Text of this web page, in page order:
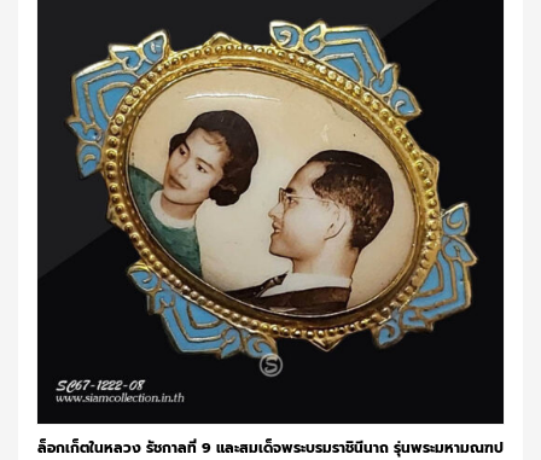
ล็อกเก็ตในหลวง รัชกาลที่ 9 และสมเด็จพระบรมราชินีนาถ รุ่นพระมหามณฑป